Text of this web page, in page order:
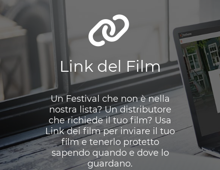
Link del Film
Un Festival che non è nella
nostra lista? Un distributore
che richiede il tuo film? Usa
Link dei film per inviare il tuo
film e tenerlo protetto
sapendo quando e dove lo
guardano.